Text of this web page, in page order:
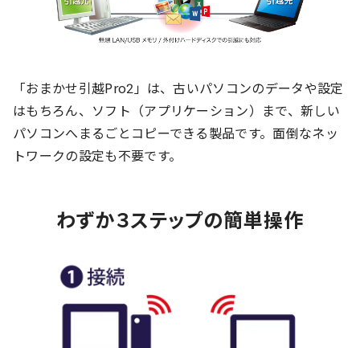
「おまかせ引越Pro2」は、古いパソコンのデータや設定
はもちろん、ソフト（アプリケーション）まで、新しい
パソコンへまるごとコピーできる製品です。面倒なネッ
トワークの設定も不要です。
わずか３ステップの簡単操作